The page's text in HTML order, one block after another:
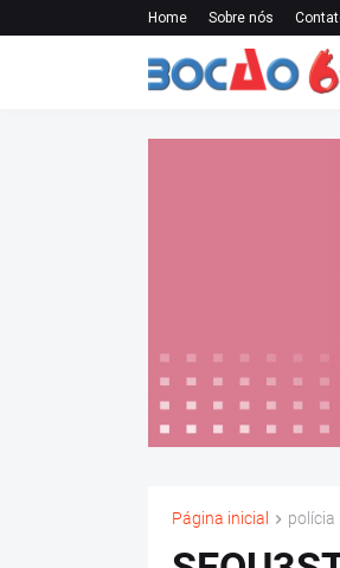
Home Sobre nós
Página inicial polícia